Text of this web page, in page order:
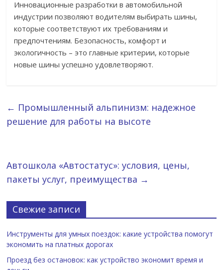
Инновационные разработки в автомобильной
индустрии позволяют водителям выбирать шины,
которые соответствуют их требованиям и
предпочтениям. Безопасность, комфорт и
экологичность – это главные критерии, которые
новые шины успешно удовлетворяют.
← Промышленный альпинизм: надежное
решение для работы на высоте
Автошкола «Автостатус»: условия, цены,
пакеты услуг, преимущества →
Свежие записи
Инструменты для умных поездок: какие устройства помогут
экономить на платных дорогах
Проезд без остановок: как устройство экономит время и